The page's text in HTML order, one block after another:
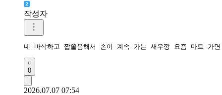
작성자
네 바삭하고 짭쫄음해서 손이 계속 가는 새우깡 요즘 마트 가면
0
2026.07.07 07:54